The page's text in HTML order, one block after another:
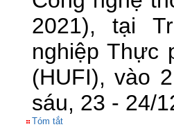
2021), tại
nghiệp Thực
(HUFI), vào
sáu, 23 - 24/
Tóm tắt